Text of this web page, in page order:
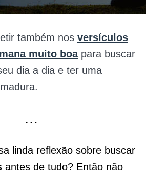
também nos versículos
muito boapara buscar
dia a dia e ter uma
…
linda reflexão sobre buscar
antes de tudo? Então não